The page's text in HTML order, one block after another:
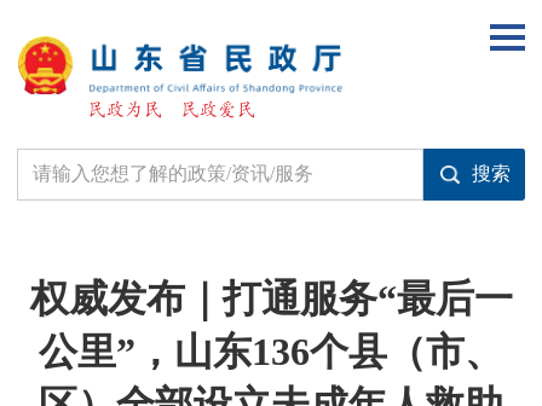
权威发布｜打通服务“最后一
公里”，山东136个县（市、